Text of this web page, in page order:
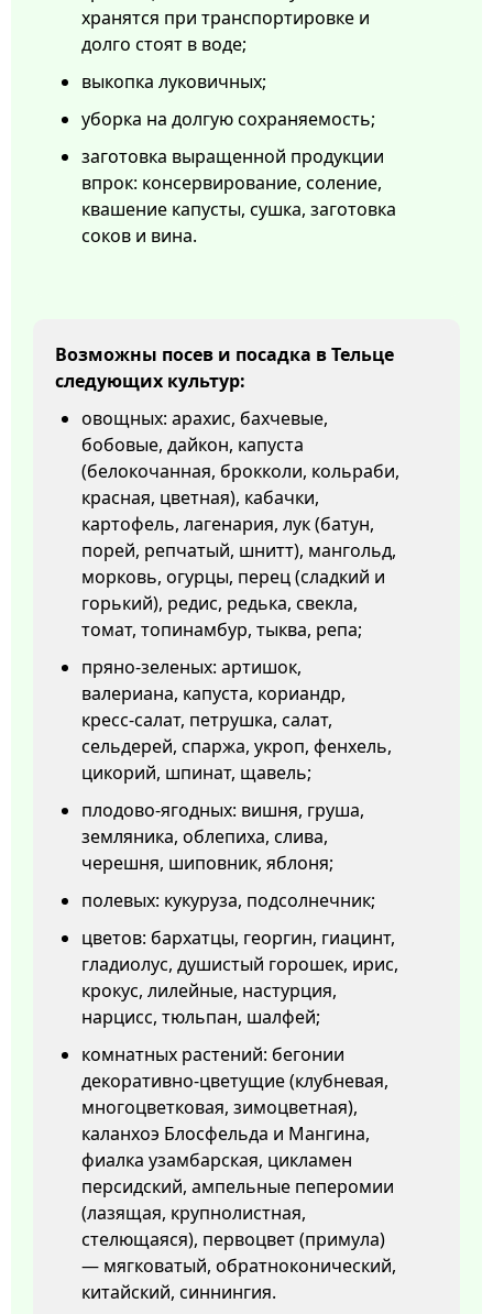
хранятся при транспортировке и
долго стоят в воде;
выкопка луковичных;
уборка на долгую сохраняемость;
заготовка выращенной продукции
впрок: консервирование, соление,
квашение капусты, сушка, заготовка
соков и вина.
Возможны посев и посадка в Тельце
следующих культур:
овощных: арахис, бахчевые,
бобовые, дайкон, капуста
(белокочанная, брокколи, кольраби,
красная, цветная), кабачки,
картофель, лагенария, лук (батун,
порей, репчатый, шнитт), мангольд,
морковь, огурцы, перец (сладкий и
горький), редис, редька, свекла,
томат, топинамбур, тыква, репа;
пряно-зеленых: артишок,
валериана, капуста, кориандр,
кресс-салат, петрушка, салат,
сельдерей, спаржа, укроп, фенхель,
цикорий, шпинат, щавель;
плодово-ягодных: вишня, груша,
земляника, облепиха, слива,
черешня, шиповник, яблоня;
полевых: кукуруза, подсолнечник;
цветов: бархатцы, георгин, гиацинт,
гладиолус, душистый горошек, ирис,
крокус, лилейные, настурция,
нарцисс, тюльпан, шалфей;
комнатных растений: бегонии
декоративно-цветущие (клубневая,
многоцветковая, зимоцветная),
каланхоэ Блосфельда и Мангина,
фиалка узамбарская, цикламен
персидский, ампельные пеперомии
(лазящая, крупнолистная,
стелющаяся), первоцвет (примула)
— мягковатый, обратноконический,
китайский, синнингия.